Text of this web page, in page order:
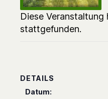
Diese Veranstaltung
stattgefunden.
DETAILS
Datum: